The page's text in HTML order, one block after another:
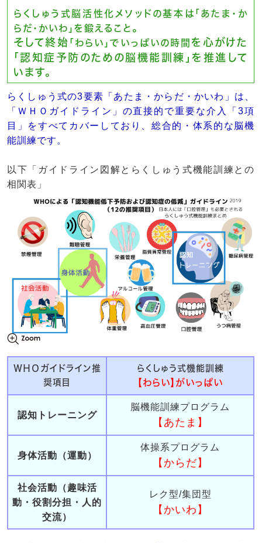
らくしゅう式脳活性化メソッドの基本は「あたま・か
らだ・かいわ」を鍛えること 。
そして終始 「わらい」でいっぱいの時間を心がけた
「認知症予防のための脳機能訓練」を推進して
います。
らくしゅう式の3要素「あたま・からだ・かいわ」は、
「ＷＨＯガイドライン」の直接的で重要な介入「3項
目」をすべてカバーしており、総合的・体系的な脳機
能訓練です。
以下「ガイドライン図解とらくしゅう式機能訓練との
相関表」
ＷＨＯガイドライン推
奨項目
らくしゅう式機能訓練
【わらい】がいっぱい
認知トレーニング
脳機能訓練プログラム
【あたま】
身体活動（運動）
体操系プログラム
【からだ】
社会活動（趣味活
動・役割分担・人的
交流）
レク型/集団型
【かいわ】